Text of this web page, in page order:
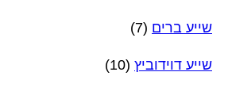
שייע ברים (7)
שייע דוידוביץ (10)